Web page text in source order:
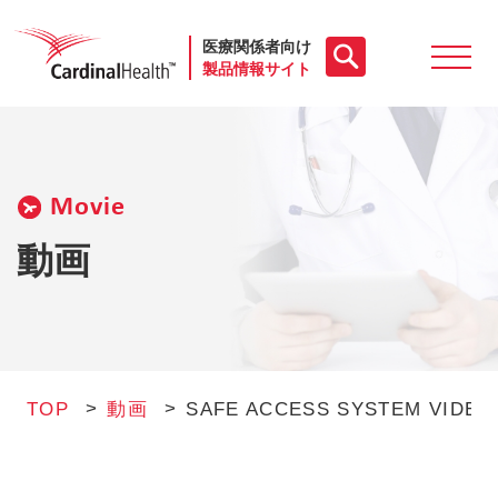
医療関係者向け
製品情報サイト
Movie
動画
TOP 動画 SAFE ACCESS SYSTEM